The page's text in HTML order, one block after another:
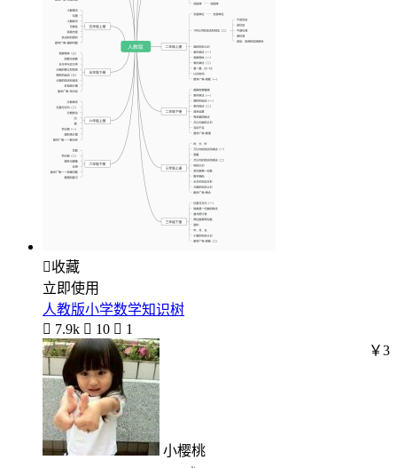
收藏
立即使用
人教版小学数学知识树
 7.9k  10  1
小樱桃
￥3